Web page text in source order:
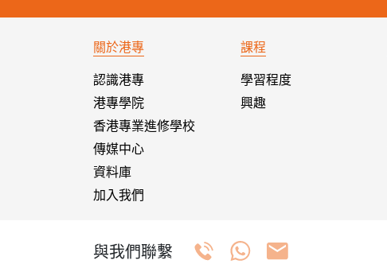
關於港專
認識港專
港專學院
香港專業進修學校
傳媒中心
資料庫
加入我們
課程
學習程度
興趣
與我們聯繫